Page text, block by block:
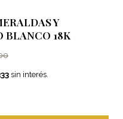
Y
BLANCO 18K
sin interés.